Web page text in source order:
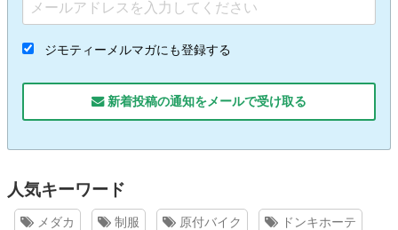
ジモティーメルマガにも登録する
新着投稿の通知をメールで受け取る
人気キーワード
メダカ 制服 原付バイク ドンキホーテ